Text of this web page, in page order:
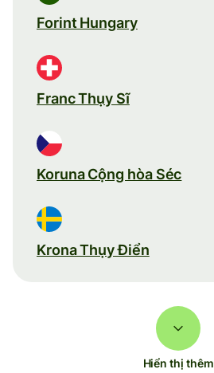
Forint Hungary
Franc Thụy Sĩ
Koruna Cộng hòa Séc
Krona Thụy Điển
Hiển thị thêm